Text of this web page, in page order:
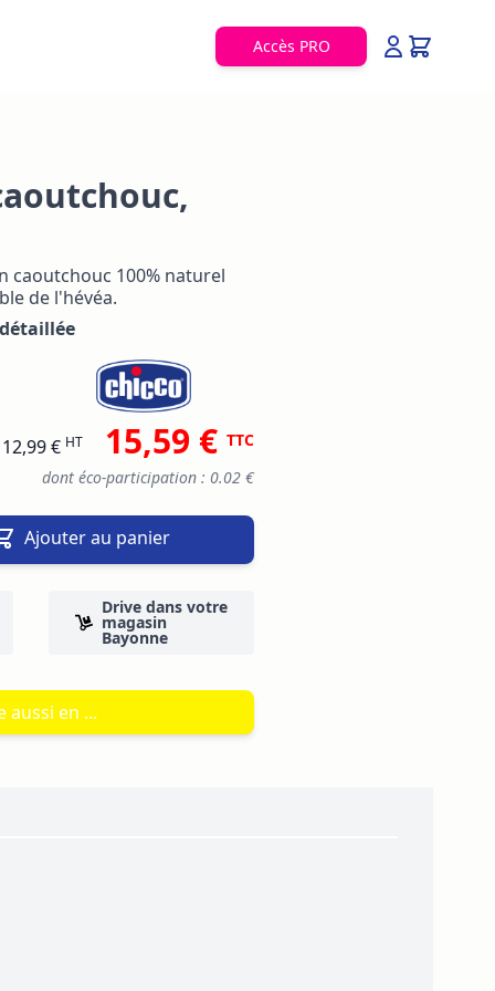
Accès PRO
caoutchouc 100% naturel
de l'hévéa.
12,99 € HT 15,59 € TTC
dont éco-participation : 0.02 €
Ajouter au panier
Drive dans votre
magasin
Bayonne
aussi en ...